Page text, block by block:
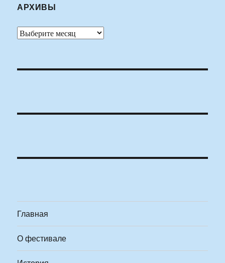
АРХИВЫ
Архивы
Главная
О фестивале